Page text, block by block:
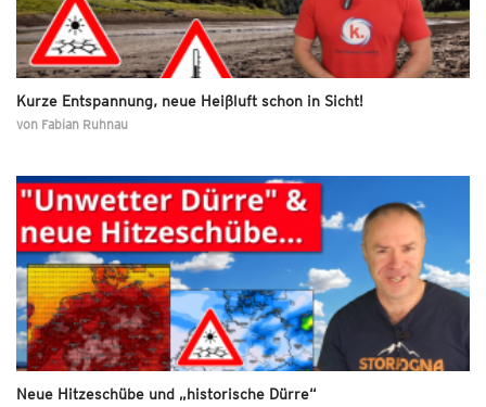
Kurze Entspannung, neue Heißluft schon in Sicht!
von Fabian Ruhnau
Neue Hitzeschübe und „historische Dürre“